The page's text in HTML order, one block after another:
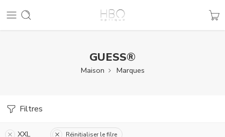
GUESS®
Maison Marques
Filtres
XXL Réinitialiser le filre